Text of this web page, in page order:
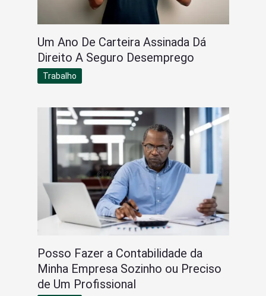
Um Ano De Carteira Assinada Dá
Direito A Seguro Desemprego
Trabalho
Posso Fazer a Contabilidade da
Minha Empresa Sozinho ou Preciso
de Um Profissional